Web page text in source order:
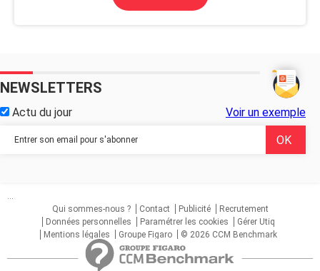
NEWSLETTERS
Actu du jour Voir un exemple
...
Qui sommes-nous ?
Contact Publicité
Recrutement
Données personnelles
Paramétrer les cookies
Gérer Utiq
Mentions légales
Groupe Figaro © 2026 CCM Benchmark